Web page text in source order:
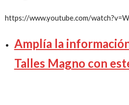
https://www.youtube.com/
Amplía la
Talles Magno con